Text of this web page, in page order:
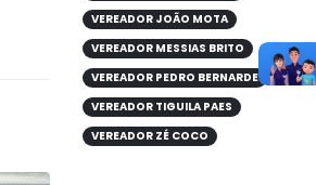
VEREADOR JOÃO MOTA
VEREADOR MESSIAS BRITO
VEREADOR PEDRO BERNARDE
VEREADOR TIGUILA PAES
VEREADOR ZÉ COCO